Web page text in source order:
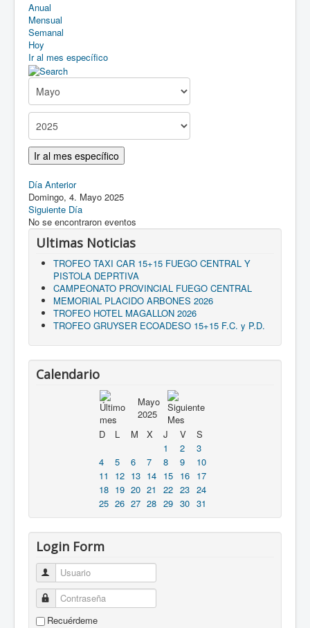
Asociarse
Como llegar
Descargas
Anual
Mensual
Semanal
Hoy
Ir al mes específico
Ir al mes específico
Día Anterior
Domingo, 4. Mayo 2025
Siguiente Día
No se encontraron eventos
Ultimas Noticias
TROFEO TAXI CAR 15+15 FUEGO CENTRAL Y
PISTOLA DEPRTIVA
CAMPEONATO PROVINCIAL FUEGO CENTRAL
MEMORIAL PLACIDO ARBONES 2026
TROFEO HOTEL MAGALLON 2026
TROFEO GRUYSER ECOADESO 15+15 F.C. y P.D.
Calendario
Mayo
2025
D
L M X J V
S
1
2
3
4
5 6 7 8 9
10
11
12 13 14 15 16
17
18 19 20 21 22 23 24
25 26 27 28 29 30 31
Login Form
Usuario
Contraseña
Recuérdeme